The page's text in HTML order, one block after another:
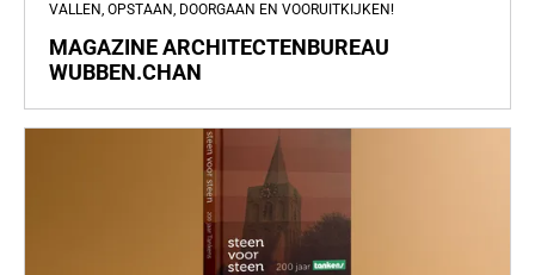
VALLEN, OPSTAAN, DOORGAAN EN VOORUITKIJKEN!
MAGAZINE ARCHITECTENBUREAU
WUBBEN.CHAN